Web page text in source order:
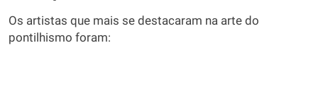
Os artistas que mais se destacaram na arte do
pontilhismo foram: